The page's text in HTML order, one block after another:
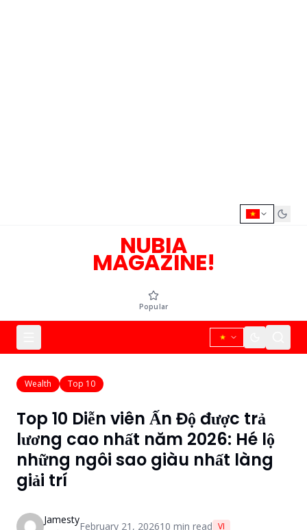
NUBIA
MAGAZINE!
Popular
Wealth Top 10
Top 10 Diễn viên Ấn Độ được trả
lương cao nhất năm 2026: Hé lộ
những ngôi sao giàu nhất làng
giải trí
Jamesty
February 21, 202610 min read VI